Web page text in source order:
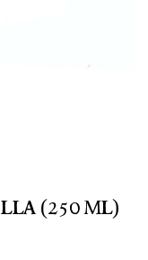
(250 ml)